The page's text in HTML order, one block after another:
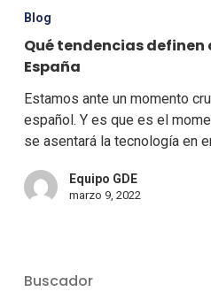
Blog
Qué tendencias definen
España
Estamos ante un momento
español. Y es que es el
se asentará la tecnología en
Equipo GDE
marzo 9, 2022
Buscador